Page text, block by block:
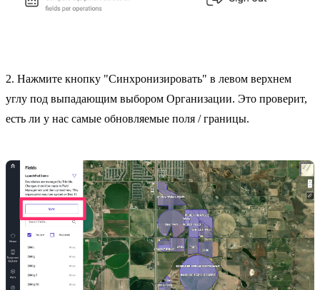
2. Нажмите кнопку "Синхронизировать" в левом верхнем
углу под выпадающим выбором Организации. Это проверит,
есть ли у нас самые обновляемые поля / границы.